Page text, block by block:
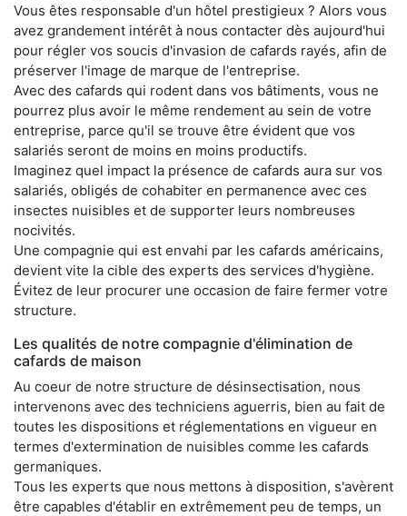
Vous êtes responsable d'un hôtel prestigieux ? Alors vous
avez grandement intérêt à nous contacter dès aujourd'hui
pour régler vos soucis d'invasion de cafards rayés, afin de
préserver l'image de marque de l'entreprise.
Avec des cafards qui rodent dans vos bâtiments, vous ne
pourrez plus avoir le même rendement au sein de votre
entreprise, parce qu'il se trouve être évident que vos
salariés seront de moins en moins productifs.
Imaginez quel impact la présence de cafards aura sur vos
salariés, obligés de cohabiter en permanence avec ces
insectes nuisibles et de supporter leurs nombreuses
nocivités.
Une compagnie qui est envahi par les cafards américains,
devient vite la cible des experts des services d'hygiène.
Évitez de leur procurer une occasion de faire fermer votre
structure.
Les qualités de notre compagnie d'élimination de
cafards de maison
Au coeur de notre structure de désinsectisation, nous
intervenons avec des techniciens aguerris, bien au fait de
toutes les dispositions et réglementations en vigueur en
termes d'extermination de nuisibles comme les cafards
germaniques.
Tous les experts que nous mettons à disposition, s'avèrent
être capables d'établir en extrêmement peu de temps, un